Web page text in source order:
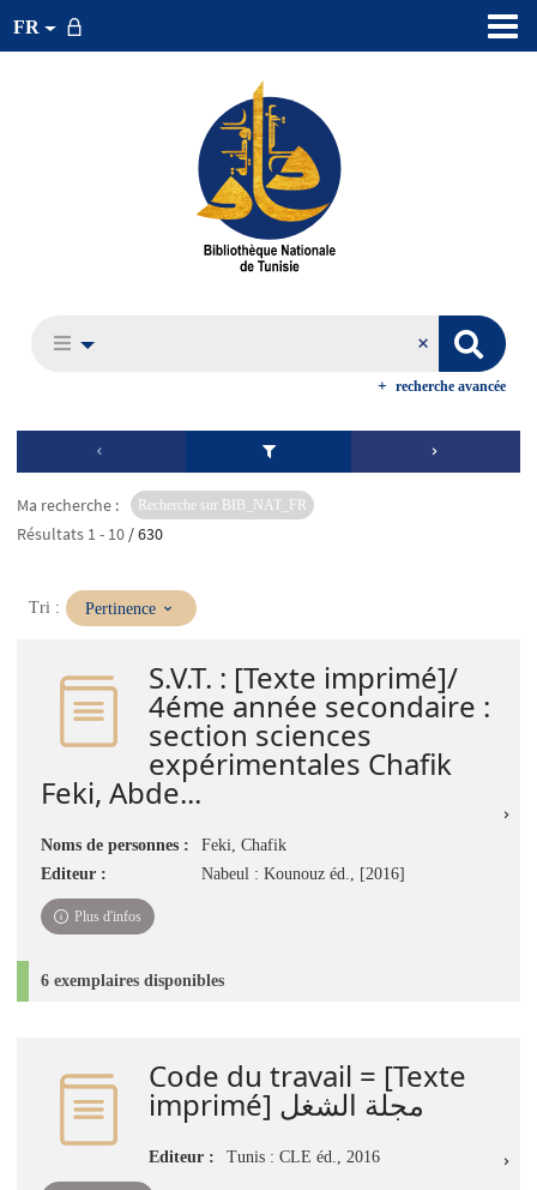
FR
recherche avancée
Ma recherche : Recherche sur BIB_NAT_FR
Résultats 1 - 10 / 630
Tri : (Mise
immédiate)
Pertinence
S.V.T. : [Texte imprimé]/
4éme année secondaire :
section sciences
expérimentales Chafik
Feki, Abde...
Noms de personnes :
Feki, Chafik
Editeur :
Nabeul : Kounouz éd., [2016]
Plus d'infos
6 exemplaires disponibles
Code du travail = [Texte
imprimé] مجلة الشغل
Editeur : Tunis : CLE éd., 2016